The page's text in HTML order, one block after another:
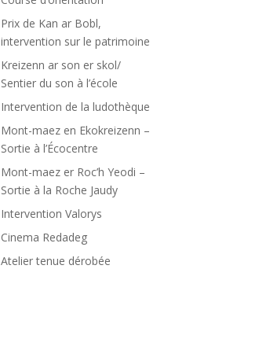
Prix de Kan ar Bobl,
intervention sur le patrimoine
Kreizenn ar son er skol/
Sentier du son à l’école
Intervention de la ludothèque
Mont-maez en Ekokreizenn –
Sortie à l’Écocentre
Mont-maez er Roc’h Yeodi –
Sortie à la Roche Jaudy
Intervention Valorys
Cinema Redadeg
Atelier tenue dérobée